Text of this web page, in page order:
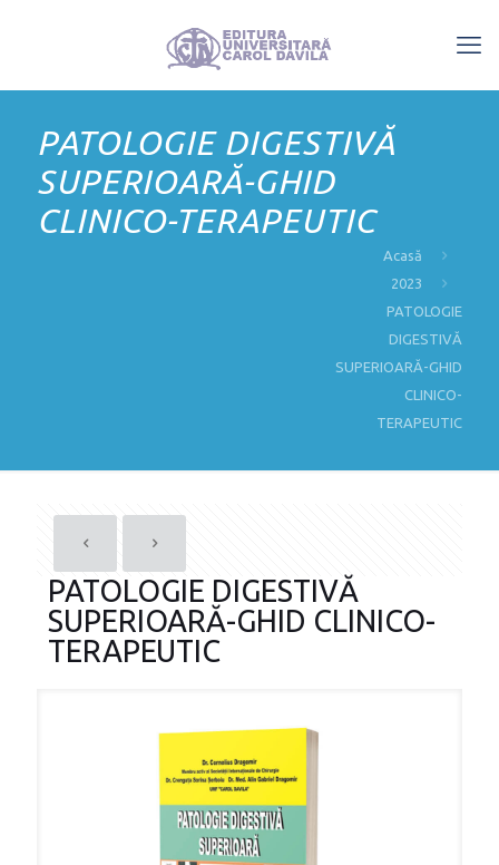
PATOLOGIE DIGESTIVĂ
SUPERIOARĂ-GHID
CLINICO-TERAPEUTIC
Acasă
2023
PATOLOGIE
DIGESTIVĂ
SUPERIOARĂ-GHID
CLINICO-
TERAPEUTIC
PATOLOGIE DIGESTIVĂ
SUPERIOARĂ-GHID CLINICO-
TERAPEUTIC